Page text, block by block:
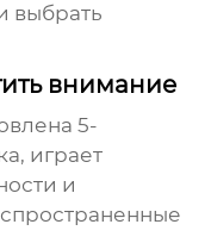
выбрать
внимание
5-
, играет
и